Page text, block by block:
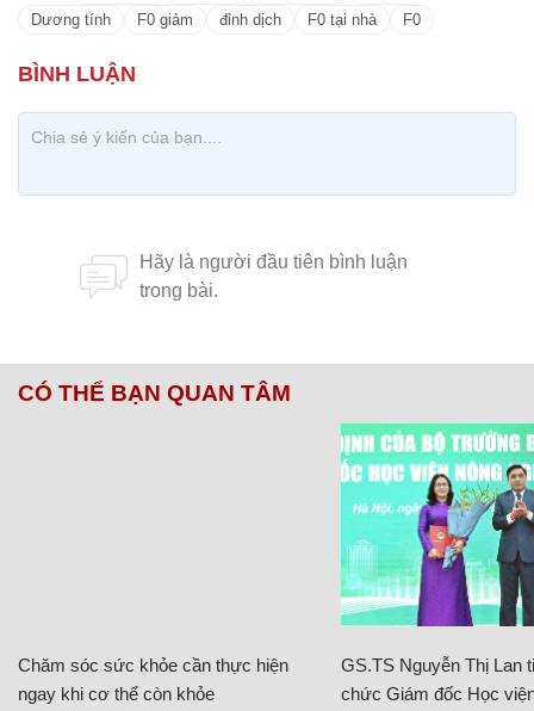
Dương tính
F0 giảm đỉnh dịch F0 tại nhà F0
CÓ THỂ BẠN QUAN TÂM
Chăm sóc sức khỏe cần thực hiện
ngay khi cơ thể còn khỏe
GS.TS Nguyễn Thị Lan
chức Giám đốc Học